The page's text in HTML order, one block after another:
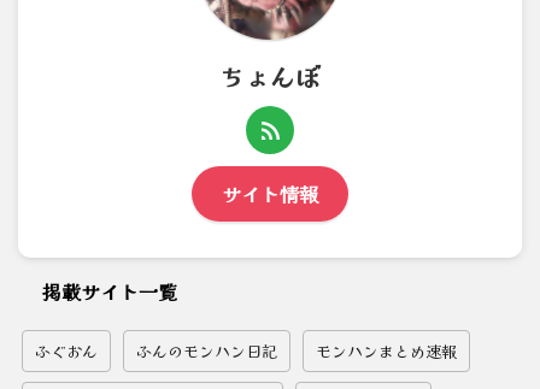
ちょんぼ
サイト情報
掲載サイト一覧
ふぐおん ふんのモンハン日記 モンハンまとめ速報